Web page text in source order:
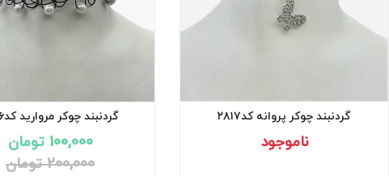
گردنبند چوکر پروانه کد۲۸۱۷
ناموجود
گردنبند چوکر مروارید کد۲۸۱۶
100,000 تومان
200,000 تومان